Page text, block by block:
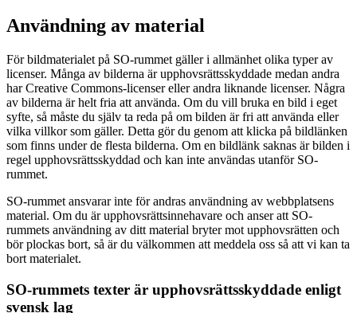
Användning av material
För bildmaterialet på SO-rummet gäller i allmänhet olika typer av
licenser. Många av bilderna är upphovsrättsskyddade medan andra
har Creative Commons-licenser eller andra liknande licenser. Några
av bilderna är helt fria att använda. Om du vill bruka en bild i eget
syfte, så måste du själv ta reda på om bilden är fri att använda eller
vilka villkor som gäller. Detta gör du genom att klicka på bildlänken
som finns under de flesta bilderna. Om en bildlänk saknas är bilden i
regel upphovsrättsskyddad och kan inte användas utanför SO-
rummet.
SO-rummet ansvarar inte för andras användning av webbplatsens
material. Om du är upphovsrättsinnehavare och anser att SO-
rummets användning av ditt material bryter mot upphovsrätten och
bör plockas bort, så är du välkommen att meddela oss så att vi kan ta
bort materialet.
SO-rummets texter är upphovsrättsskyddade enligt
svensk lag